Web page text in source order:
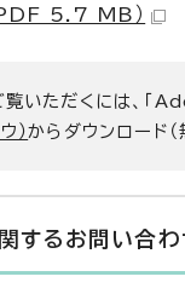
5.7 MB）
いただくには、「
）からダウンロード（
する お問い合わ